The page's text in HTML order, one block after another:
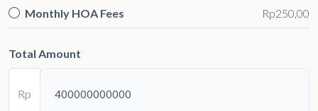
Monthly HOA Fees Rp250,00
Total Amount
Rp